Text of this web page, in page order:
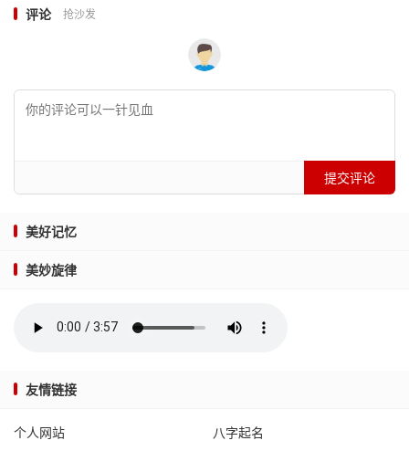
评论 抢沙发
提交评论
美好记忆
美妙旋律
友情链接
个人网站
八字起名